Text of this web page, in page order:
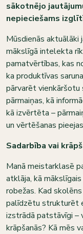
sākotnējo
nepieciešams
Mūsdienās
mākslīgā intelekta
pamatvērtības, kas
ka produktīvas
pārvarēt vienkāršotu
pārmaiņas, kā
kā izvērtēta –
un vērtēšanas
Sadarbība vai
Manā meistarklasē
atklāja, kā
robežas. Kad
palīdzētu strukturēt
izstrādā patstāvīgi –
krāpšanās? Kā mēs